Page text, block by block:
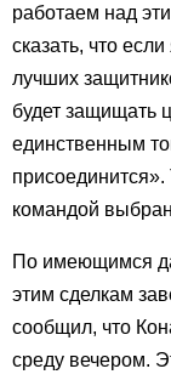
работаем над
сказать, что
лучших
будет защищать
единственным
командой
По имеющимся
этим сделкам
сообщил, что
среду вечером.